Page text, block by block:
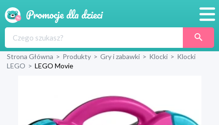
Produkty
Blog
Strona Główna > Produkty > Gry i zabawki > Klocki > Klocki
LEGO > LEGO Movie